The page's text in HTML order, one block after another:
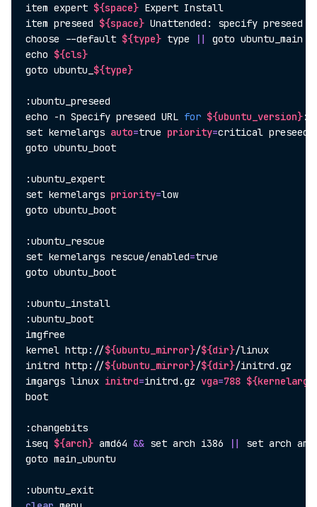
item expert ${space} Expert Install
item preseed ${space} Unattended: specify preseed
choose --default ${type} type ||
echo ${cls}
goto ubuntu_ ${type}
echo -n Specify preseed URL for ${ubuntu_version}:
set kernelargs auto=true priority=critical
goto ubuntu_boot
set kernelargs priority=low
goto ubuntu_boot
set kernelargs rescue/enabled=true
goto ubuntu_boot
:ubuntu_install
:ubuntu_boot
imgfree
kernel http://${ubuntu_mirror}/${dir}/linux
initrd http://${ubuntu_mirror}/${dir}/initrd.gz
imgargs linux initrd=initrd.gz vga=788
boot
:changebits
iseq ${arch} amd64 && set arch i386 || set arch
goto main_ubuntu